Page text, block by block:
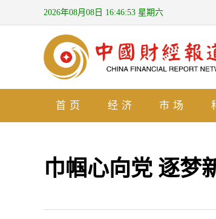
2026年08月08日 16:46:55 星期六
首页 经济 市场
巾帼心向党 逐梦